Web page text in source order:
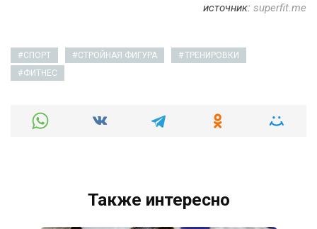
источник: superfit.me
СПОРТ СТРОЙНАЯ ФИГУРА
ТРЕНИРОВКИ
ФИТНЕС
Также интересно